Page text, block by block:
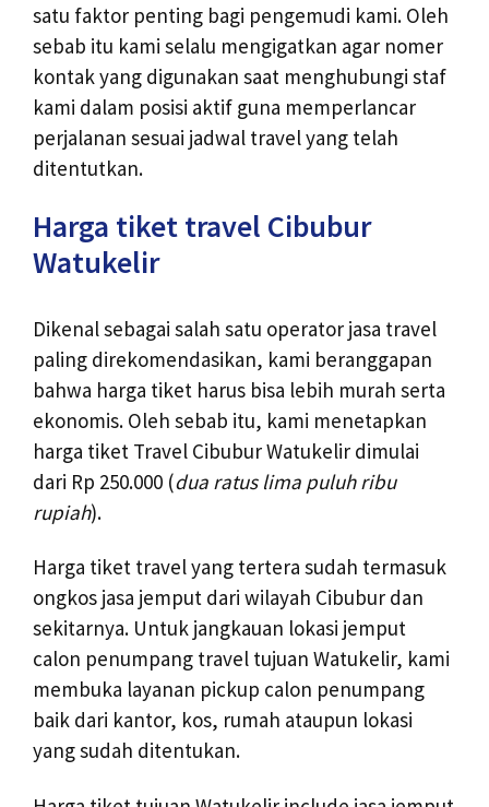
satu faktor penting bagi pengemudi kami. Oleh
sebab itu kami selalu mengigatkan agar nomer
kontak yang digunakan saat menghubungi staf
kami dalam posisi aktif guna memperlancar
perjalanan sesuai jadwal travel yang telah
ditentutkan.
Harga tiket travel Cibubur
Watukelir
Dikenal sebagai salah satu operator jasa travel
paling direkomendasikan, kami beranggapan
bahwa harga tiket harus bisa lebih murah serta
ekonomis. Oleh sebab itu, kami menetapkan
harga tiket Travel Cibubur Watukelir dimulai
dari Rp 250.000 (dua ratus lima puluh ribu
rupiah).
Harga tiket travel yang tertera sudah termasuk
ongkos jasa jemput dari wilayah Cibubur dan
sekitarnya. Untuk jangkauan lokasi jemput
calon penumpang travel tujuan Watukelir, kami
membuka layanan pickup calon penumpang
baik dari kantor, kos, rumah ataupun lokasi
yang sudah ditentukan.